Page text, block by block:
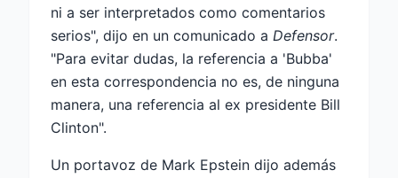
ni a ser interpretados como comentarios
serios", dijo en un comunicado a Defensor.
"Para evitar dudas, la referencia a 'Bubba'
en esta correspondencia no es, de ninguna
manera, una referencia al ex presidente Bill
Clinton".
Un portavoz de Mark Epstein dijo además